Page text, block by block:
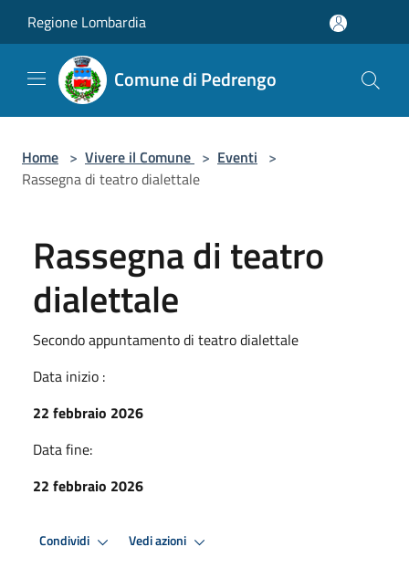
Regione Lombardia
Comune di Pedrengo
Home > Vivere il Comune > Eventi >
Rassegna di teatro dialettale
Rassegna di teatro
dialettale
Secondo appuntamento di teatro dialettale
Data inizio :
22 febbraio 2026
Data fine:
22 febbraio 2026
Condividi Vedi azioni